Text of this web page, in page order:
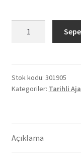
GİZLİ
SPİRALLİ
adet
Stok kodu: 301905
Kategoriler: Tarihli
Açıklama